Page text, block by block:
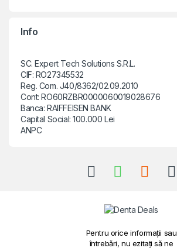
Info
SC. Expert Tech Solutions S.R.L.
CIF: RO27345532
Reg. Com. J40/8362/02.09.2010
Cont: RO60RZBR0000060019028676
Banca: RAIFFEISEN BANK
Capital Social: 100.000 Lei
ANPC
Pentru orice informații sau
întrebări, nu ezitați să ne